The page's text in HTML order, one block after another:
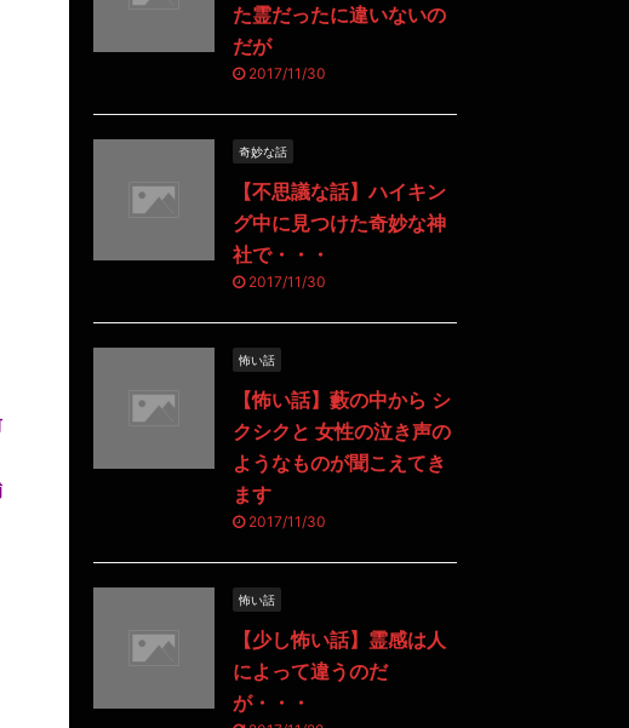
た霊だったに違いないの
だが
2017/11/30
奇妙な話
【不思議な話】ハイキン
グ中に見つけた奇妙な神
社で・・・
2017/11/30
怖い話
【怖い話】藪の中から シ
クシクと 女性の泣き声の
ようなものが聞こえてき
ます
2017/11/30
怖い話
【少し怖い話】霊感は人
によって違うのだ
が・・・